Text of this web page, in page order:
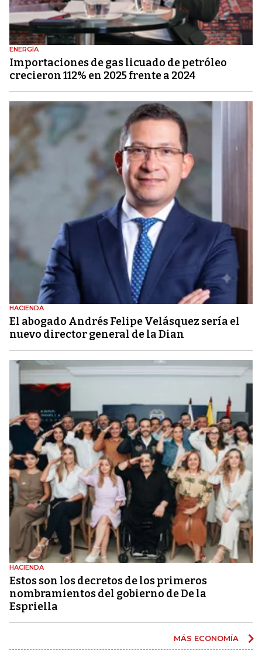
ENERGÍA
Importaciones de gas licuado de petróleo
crecieron 112% en 2025 frente a 2024
HACIENDA
El abogado Andrés Felipe Velásquez sería el
nuevo director general de la Dian
HACIENDA
Estos son los decretos de los primeros
nombramientos del gobierno de De la
Espriella
MÁS ECONOMÍA